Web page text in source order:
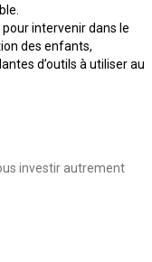
intervenir dans le
des enfants,
d’outils à utiliser au
investir autrement